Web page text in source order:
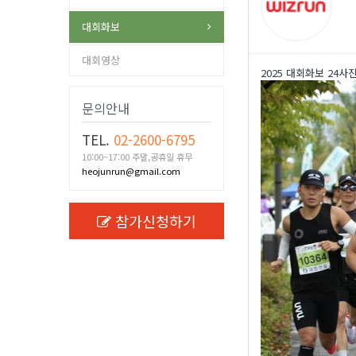
대회화보
대회영상
문의안내
TEL. 02-2600-6795
10:00~17:00 주말,공휴일 휴무
heojunrun@gmail.com
참가신청하기
2025 대회화보 24사